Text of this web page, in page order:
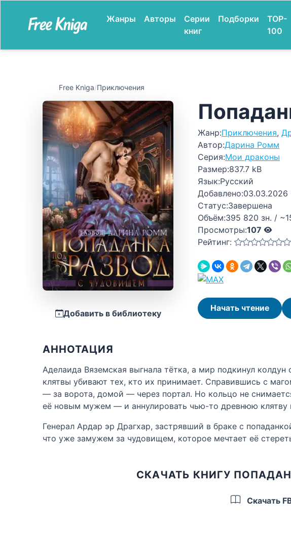
Жанры Авторы
Серии
книг
Подборки
TOP-
100
Free Kniga/Приключения
Добавить в библиотеку
Жанр:Приключения,
Автор:Дарина Ромм
Серия:Мои драконы
Размер:837.7 kB
Язык:Русский
Добавлено:03.03.2026
Статус:Завершена
Объём:395 820 зн. /
Просмотры:107
Рейтинг:
Начать чтение
АННОТАЦИЯ
Аделаида Вяземская выгнала тётка, а мир подкинул
клятвы убивают тех, кто их принимает. Справившись с
— за ворота, домой — через портал. Но кольцо не
её новым мужем — и аннулировать чью-то древнюю клятву
Генерал Ардар эр Драгхар, застрявший в браке с
что уже замужем за чудовищем, которое мечтает её
СКАЧАТЬ КНИГУ
Скачать